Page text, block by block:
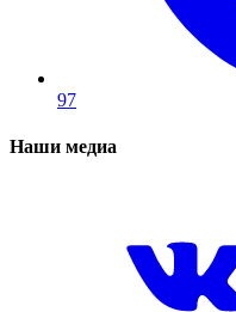
97
Наши медиа